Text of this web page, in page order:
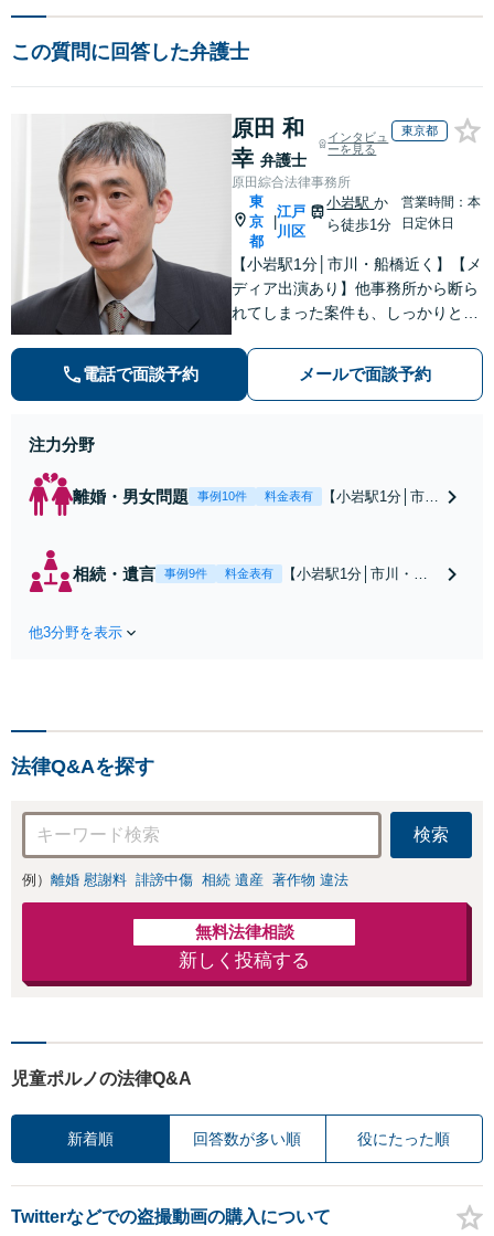
この質問に回答した弁護士
原田 和
幸 弁護士
インタビュ
ーを見る
東京都
原田綜合法律事務所
東
京
都
|
江戸
川区
小岩駅か
ら徒歩1分
営業時間：本
日定休日
【小岩駅1分│市川・船橋近く】【メ
ディア出演あり】他事務所から断ら
れてしまった案件も、しっかりと面
【解決実績約1000件】豊富な離婚調
停・裁判実績あり【不動産業界出
電話で面談予約 メールで面談予約
注力分野
離婚・男女問題 事例10件 料金表有
【小岩駅1分│市
回避、裁判提起前
の和解、子の認知
相続・遺言 事例9件 料金表有
【小岩駅1分│市川・船
しい地域の皆さまも、
休日対応可】
他3分野を表示
法律Q&Aを探す
検索
例） 離婚 慰謝料 誹謗中傷 相続 遺産 著作物 違法
無料法律相談
新しく投稿する
児童ポルノの法律Q&A
新着順 回答数が多い順 役にたった順
Twitterなどでの盗撮動画の購入について